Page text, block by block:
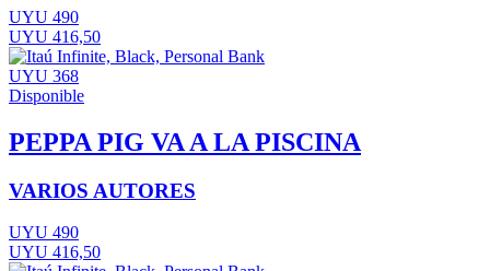
UYU 490
UYU 416,50
UYU 368
Disponible
PEPPA PIG VA A LA PISCINA
VARIOS AUTORES
UYU 490
UYU 416,50